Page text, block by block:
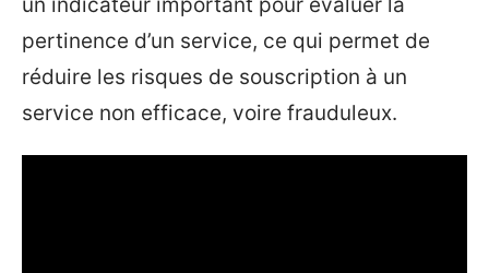
pertinence d’un service, ce qui permet de
réduire les risques de souscription à un
service non efficace, voire frauduleux.